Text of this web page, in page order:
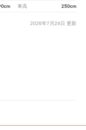
車高 250cm
2026年7月24日 更新